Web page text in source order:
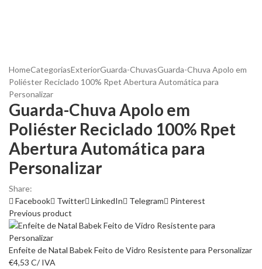
HomeCategoriasExteriorGuarda-ChuvasGuarda-Chuva Apolo em
Poliéster Reciclado 100% Rpet Abertura Automática para
Personalizar
Guarda-Chuva Apolo em
Poliéster Reciclado 100% Rpet
Abertura Automática para
Personalizar
Share:
Facebook
Twitter LinkedIn Telegram
Pinterest
Previous product
Enfeite de Natal Babek Feito de Vidro Resistente para Personalizar
€4,53 C/ IVA